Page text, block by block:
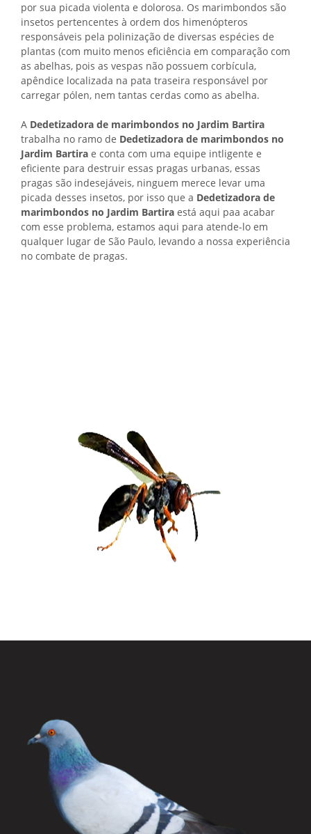
por sua picada violenta e dolorosa. Os marimbondos são
insetos pertencentes à ordem dos himenópteros
responsáveis pela polinização de diversas espécies de
plantas (com muito menos eficiência em comparação com
as abelhas, pois as vespas não possuem corbícula,
apêndice localizada na pata traseira responsável por
carregar pólen, nem tantas cerdas como as abelha.
A Dedetizadora de marimbondos no Jardim Bartira
trabalha no ramo de Dedetizadora de marimbondos no
Jardim Bartira e conta com uma equipe intligente e
eficiente para destruir essas pragas urbanas, essas
pragas são indesejáveis, ninguem merece levar uma
picada desses insetos, por isso que a Dedetizadora de
marimbondos no Jardim Bartira está aqui paa acabar
com esse problema, estamos aqui para atende-lo em
qualquer lugar de São Paulo, levando a nossa experiência
no combate de pragas.